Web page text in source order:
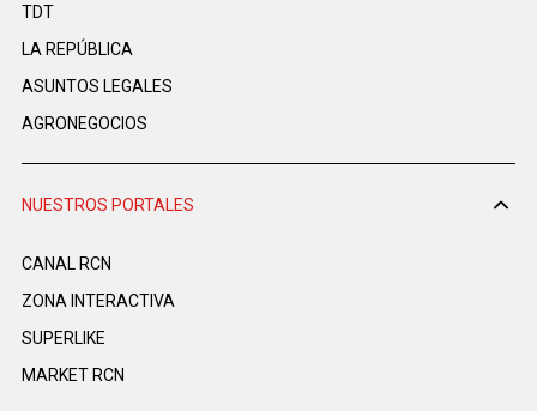
TDT
LA REPÚBLICA
ASUNTOS LEGALES
AGRONEGOCIOS
NUESTROS PORTALES
CANAL RCN
ZONA INTERACTIVA
SUPERLIKE
MARKET RCN